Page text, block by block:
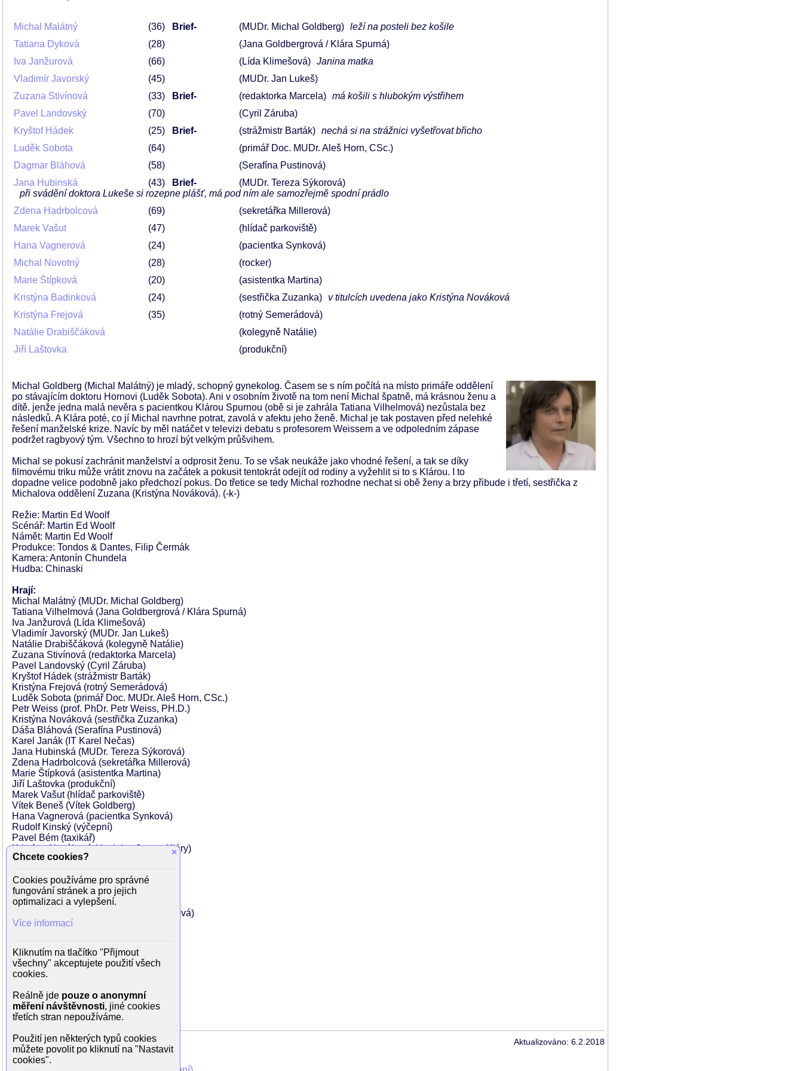
Michal Malátný 36 Brief- (MUDr. Michal Goldberg) leží na posteli bez košile
Tatiana Dyková
28
(Jana Goldbergrová / Klára Spurná)
Iva Janžurová
66 (Lída Klimešová) Janina matka
Vladimír Javorský
45
(MUDr. Jan Lukeš)
Zuzana Stivínová
33 Brief- (redaktorka Marcela) má košili s hlubokým výstřihem
Pavel Landovský
70
(Cyril Záruba)
Kryštof Hádek
25 Brief- (strážmistr Barták) nechá si na strážnici vyšetřovat břicho
Luděk Sobota
64
(primář Doc. MUDr. Aleš Horn, CSc.)
Dagmar Bláhová
58
(Serafína Pustinová)
Jana Hubinská
43 Brief-
(MUDr. Tereza Sýkorová)
při svádění doktora Lukeše si rozepne plášť, má pod ním ale samozřejmě spodní prádlo
Zdena Hadrbolcová
69
(sekretářka Millerová)
Marek Vašut
47
(hlídač parkoviště)
Hana Vagnerová
24
(pacientka Synková)
Michal Novotný
28
(rocker)
Marie Štípková
20
(asistentka Martina)
Kristýna Badinková
24 (sestřička Zuzanka)
v titulcích uvedena jako Kristýna Nováková
Kristýna Frejová
35
(rotný Semerádová)
Natálie Drabiščáková
(kolegyně Natálie)
Jiří Laštovka
(produkční)
Michal Goldberg (Michal Malátný) je mladý, schopný gynekolog. Časem se s ním počítá na místo primáře oddělení
po stávajícím doktoru Hornovi (Luděk Sobota). Ani v osobním životě na tom není Michal špatně, má krásnou ženu a
dítě. jenže jedna malá nevěra s pacientkou Klárou Spurnou (obě si je zahrála Tatiana Vilhelmová) nezůstala bez
následků. A Klára poté, co jí Michal navrhne potrat, zavolá v afektu jeho ženě. Michal je tak postaven před nelehké
řešení manželské krize. Navíc by měl natáčet v televizi debatu s profesorem Weissem a ve odpoledním zápase
podržet ragbyový tým. Všechno to hrozí být velkým průšvihem.
Michal se pokusí zachránit manželství a odprosit ženu. To se však neukáže jako vhodné řešení, a tak se díky
filmovému triku může vrátit znovu na začátek a pokusit tentokrát odejít od rodiny a vyžehlit si to s Klárou. I to
dopadne velice podobně jako předchozí pokus. Do třetice se tedy Michal rozhodne nechat si obě ženy a brzy přibude i třetí, sestřička z
Michalova oddělení Zuzana (Kristýna Nováková). (-k-)
Režie: Martin Ed Woolf
Scénář: Martin Ed Woolf
Námět: Martin Ed Woolf
Produkce: Tondos & Dantes, Filip Čermák
Kamera: Antonín Chundela
Hudba: Chinaski
Hrají:
Michal Malátný (MUDr. Michal Goldberg)
Tatiana Vilhelmová (Jana Goldbergrová / Klára Spurná)
Iva Janžurová (Lída Klimešová)
Vladimír Javorský (MUDr. Jan Lukeš)
Natálie Drabiščáková (kolegyně Natálie)
Zuzana Stivínová (redaktorka Marcela)
Pavel Landovský (Cyril Záruba)
Kryštof Hádek (strážmistr Barták)
Kristýna Frejová (rotný Semerádová)
Luděk Sobota (primář Doc. MUDr. Aleš Horn, CSc.)
Petr Weiss (prof. PhDr. Petr Weiss, PH.D.)
Kristýna Nováková (sestřička Zuzanka)
Dáša Bláhová (Serafína Pustinová)
Karel Janák (IT Karel Nečas)
Jana Hubinská (MUDr. Tereza Sýkorová)
Zdena Hadrbolcová (sekretářka Millerová)
Marie Štípková (asistentka Martina)
Jiří Laštovka (produkční)
Marek Vašut (hlídač parkoviště)
Vítek Beneš (Vítek Goldberg)
Hana Vagnerová (pacientka Synková)
Rudolf Kinský (výčepní)
Pavel Bém (taxikář)
Kristýna Nováková (dvojnice Jany a Kláry)
Daniel Tuček (dvojník rockera)
Martin Dolenský (lapiduch)
Filip Čermák (ragbyový rozhodčí, řidič)
Tereza Lukešová (sestřička Tereza)
Věra Dokoupilová (pacientka Dokoupilová)
Filip Brouk (šťastný otec)
Irena Bočková (maminka)
Lucie Kazdová (maminka)
Karel Heřman (medik)
Simona Elsnerová (těhotná)
...
Aktualizováno: 6.2.2018
×
Chcete cookies?
Cookies používáme pro správné
fungování stránek a pro jejich
optimalizaci a vylepšení.
Více informací
Kliknutím na tlačítko "Přijmout
všechny" akceptujete použití všech
cookies.
Reálně jde pouze o anonymní
měření návštěvnosti, jiné cookies
třetích stran nepoužíváme.
Použití jen některých typů cookies
můžete povolit po kliknutí na "Nastavit
cookies".